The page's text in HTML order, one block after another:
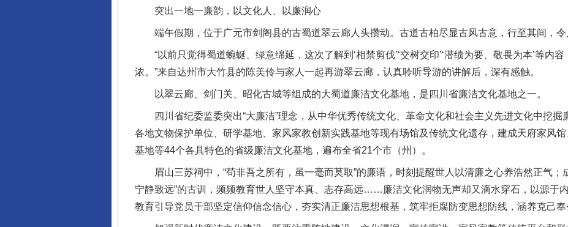
突出一地一廉韵，以文化人、以廉润心
端午假期，位于广元市剑阁县的古蜀道翠云廊人头攒动。古道古柏尽显古风古意，行至其间，令
“以前只觉得蜀道蜿蜒、绿意绵延，这次了解到‘相禁剪伐’‘交树交印’‘潜绩为要、敬畏为本’等内
浓。”来自达州市大竹县的陈美伶与家人一起再游翠云廊，认真聆听导游的讲解后，深有感触。
以翠云廊、剑门关、昭化古城等组成的大蜀道廉洁文化基地，是四川省廉洁文化基地之一。
四川省纪委监委突出“大廉洁”理念，从中华优秀传统文化、革命文化和社会主义先进文化中挖掘
各地文物保护单位、研学基地、家风家教创新实践基地等现有场馆及传统文化遗存，建成天府家风
基地等44个各具特色的省级廉洁文化基地，遍布全省21个市（州）。
眉山三苏祠中，“苟非吾之所有，虽一毫而莫取”的廉语，时刻提醒世人以清廉之心养浩然正气；
宁静致远”的古训，频频教育世人坚守本真、志存高远……廉洁文化润物无声却又滴水穿石，以源于
教育引导党员干部坚定信仰信念信心，夯实清正廉洁思想根基，筑牢拒腐防变思想防线，涵养克己奉
东山县通报“牛蛙产品抗生素超标问题”
千年窑火 生生不息 一批国家标准开始实施